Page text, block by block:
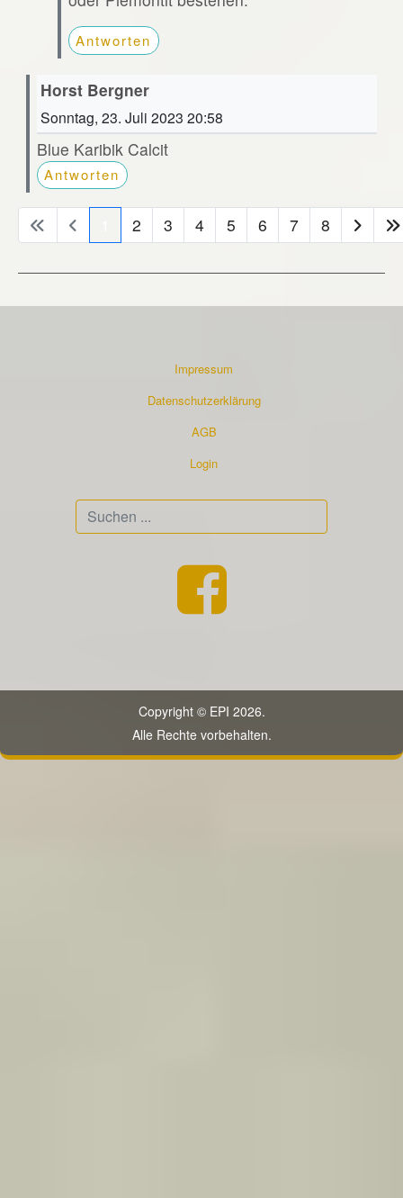
Antworten
Horst Bergner
Sonntag, 23. Juli 2023 20:58
Blue Karibik Calcit
Antworten
2 3 4 5 6 7 8
Impressum
Datenschutzerklärung
AGB
Login
Copyright © EPI 2026.
Alle Rechte vorbehalten.